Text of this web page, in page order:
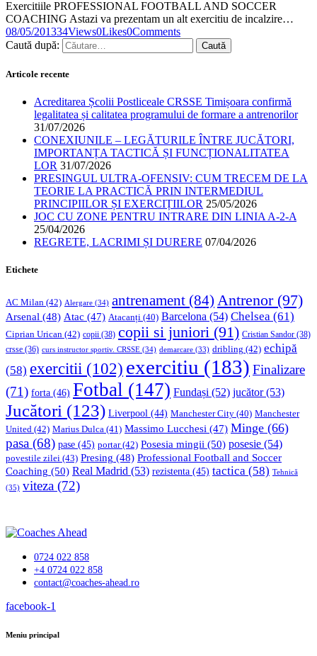
Exercitiile PROFESSIONAL FOOTBALL AND SOCCER
COACHING Astazi va prezentam un alt exercitiu de incalzire…
08/05/201334Views0Likes0Comments
Caută după:
Articole recente
Acreditarea Școlii Postliceale CRSSE Timișoara confirmă
legalitatea și calitatea programului de formare a antrenorilor
31/07/2026
CONEXIUNILE – LEGĂTURILE ÎNTRE JUCĂTORI,
IMPORTANȚA TACTICĂ ȘI FUNCȚIONALITATEA
LOR 31/07/2026
PRESINGUL ULTRA-OFENSIV: CUM TRECEM DE LA
TEORIE LA PRACTICĂ PRIN INTERMEDIUL
PRINCIPIILOR ȘI EXERCIȚIILOR 25/05/2026
JOC CU ZONE PENTRU INTRARE DIN LINIA A-2-A
25/04/2026
REGRETE, LACRIMI ȘI DURERE 07/04/2026
Etichete
AC Milan (42) Alergare (34) antrenament (84) Antrenor(97)
Arsenal (48) Atac (47) Atacanți (40) Barcelona (54) Chelsea (61)
Ciprian Urican (42) copii (38) copii si juniori (91) Cristian Sandor (38)
crsse (36) curs instructor sportiv. CRSSE (34) demarcare (33) dribling (42) echipă
(58) exercitii (102) exercitiu (183) Finalizare
(71) forta (46) Fotbal (147) Fundași (52) jucător(53)
Jucători (123) Liverpool (44) Manchester City (40) Manchester
United (42) Marius Dulca (41) Massimo Lucchesi (47) Minge (66)
pasa (68) pase (45) portar(42) Posesia mingii (50) posesie (54)
povestile zilei (43) Presing (48) Professional Football and Soccer
Coaching (50) Real Madrid (53) rezistenta (45) tactica (58) Tehnică
(35) viteza (72)
0724 022 858
+4 0724 022 858
contact@coaches-ahead.ro
facebook-1
Meniu principal